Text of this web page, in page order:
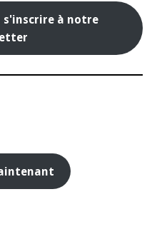
s'inscrire à notre